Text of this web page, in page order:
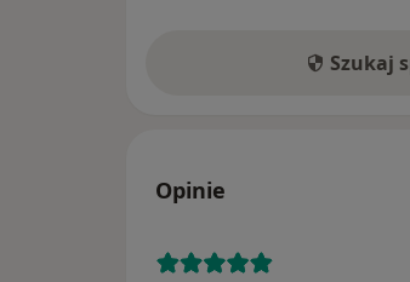
Szukaj
Opinie